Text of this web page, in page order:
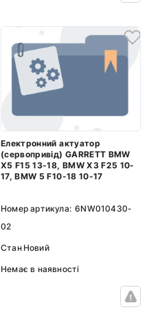
Електронний актуатор
(сервопривід) GARRETT BMW
X5 F15 13-18, BMW X3 F25 10-
17, BMW 5 F10-18 10-17
Номер артикула: 6NW010430-
02
Стан Новий
Немає в наявності